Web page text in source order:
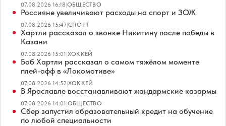
07.08.2026 16:18|ОБЩЕСТВО
Россияне увеличивают расходы на спорт и ЗОЖ
07.08.2026 15:47|СПОРТ
Хартли рассказал о звонке Никитину после победы в
Казани
07.08.2026 15:01|ХОККЕЙ
Боб Хартли рассказал о самом тяжёлом моменте
плей-офф в «Локомотиве»
07.08.2026 14:52|ХОККЕЙ
В Ярославле восстанавливают жандармские казармы
07.08.2026 14:01|ОБЩЕСТВО
Сбер запустил образовательный кредит на обучение
по любой специальности